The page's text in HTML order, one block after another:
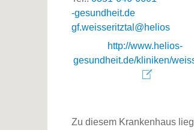
ed.tiehdnuseg-
soileh@latztiressiew.fg
http://www.helios-
gesundheit.de/kliniken/
Zu diesem Krankenhaus